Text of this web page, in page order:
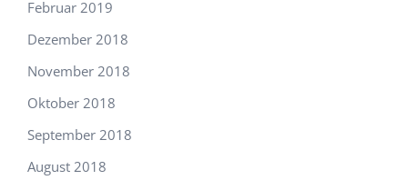
Februar 2019
Dezember 2018
November 2018
Oktober 2018
September 2018
August 2018